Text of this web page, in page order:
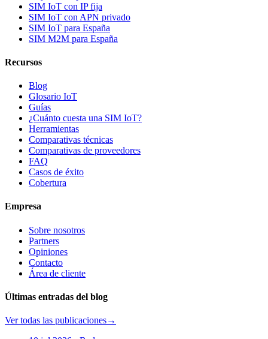
SIM IoT con IP fija
SIM IoT con APN privado
SIM IoT para España
SIM M2M para España
Recursos
Blog
Glosario IoT
Guías
¿Cuánto cuesta una SIM IoT?
Herramientas
Comparativas técnicas
Comparativas de proveedores
FAQ
Casos de éxito
Cobertura
Empresa
Sobre nosotros
Partners
Opiniones
Contacto
Área de cliente
Últimas entradas del blog
Ver todas las publicaciones→